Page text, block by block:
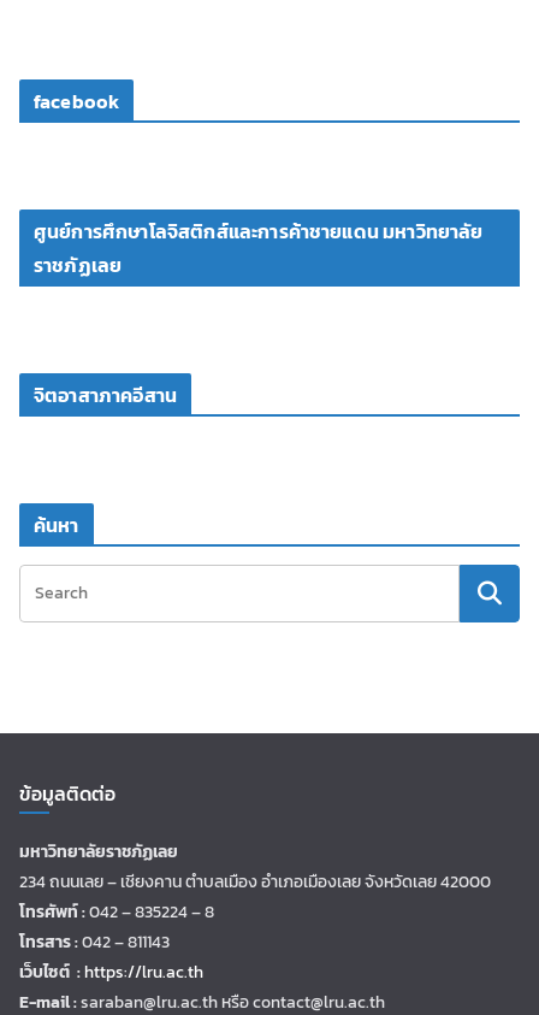
facebook
ศูนย์การศึกษาโลจิสติกส์และการค้าชายแดน มหาวิทยาลัย
ราชภัฏเลย
จิตอาสาภาคอีสาน
ค้นหา
ข้อมูลติดต่อ
มหาวิทยาลัยราชภัฏเลย
234 ถนนเลย – เชียงคาน ตำบลเมือง อำเภอเมืองเลย จังหวัดเลย 42000
โทรศัพท์ :042 – 835224 – 8
โทรสาร :042 – 811143
เว็บไซต์ :https://lru.ac.th
E-mail :saraban@lru.ac.thหรือ contact@lru.ac.th